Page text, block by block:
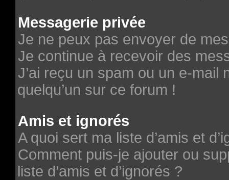
Messagerie privée
Je ne peux pas envoyer de
Je continue à recevoir des
J’ai reçu un spam ou un e-mail
quelqu’un sur ce forum !
Amis et ignorés
A quoi sert ma liste d’amis et
Comment puis-je ajouter ou
liste d’amis et d’ignorés ?